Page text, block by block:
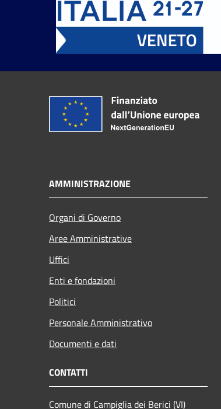
AMMINISTRAZIONE
Organi di Governo
Aree Amministrative
Uffici
Enti e fondazioni
Politici
Personale Amministrativo
Documenti e dati
CONTATTI
Comune di Campiglia dei Berici (VI)